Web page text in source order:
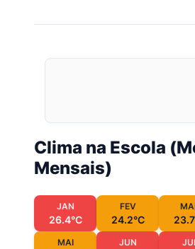
Clima na Escola
Mensais)
JAN
26.4°C
FEV
24.2°C
MAI JUN